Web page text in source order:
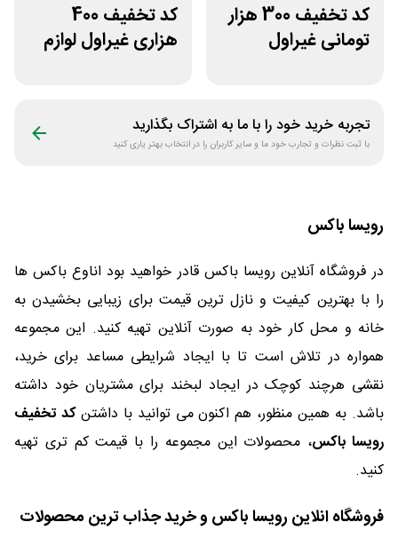
کد تخفیف 300 هزار
تومانی غیراول
کد تخفیف 400
هزاری غیراول لوازم
تجربه خرید خود را با ما به اشتراک بگذارید
با ثبت نظرات و تجارب خود ما و سایر کاربران را در انتخاب بهتر یاری کنید
رویسا باکس
در فروشگاه آنلاین رویسا باکس قادر خواهید بود اناوع باکس ها
را با بهترین کیفیت و نازل ترین قیمت برای زیبایی بخشیدن به
خانه و محل کار خود به صورت آنلاین تهیه کنید. این مجموعه
همواره در تلاش است تا با ایجاد شرایطی مساعد برای خرید،
نقشی هرچند کوچک در ایجاد لبخند برای مشتریان خود داشته
باشد. به همین منظور، هم اکنون می توانید با داشتنکد تخفیف
رویسا باکس، محصولات این مجموعه را با قیمت کم تری تهیه
کنید.
فروشگاه انلاین رویسا باکس و خرید جذاب ترین محصولات